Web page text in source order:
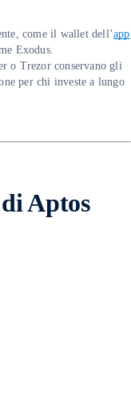
come il wallet dell’app
Exodus.
o Trezor conservano gli
per chi investe a lungo
Aptos